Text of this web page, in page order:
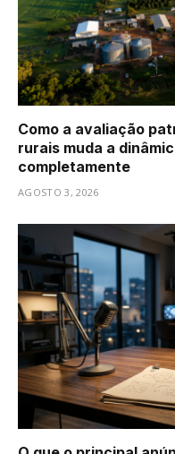
Como a avaliação
rurais muda a
completamente
AGOSTO 3, 2026